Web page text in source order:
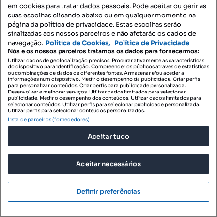
280 000 €2828,28 €/m²
Apartamento T2 em Vila Real de 99,00 m2
Vila Real, Vila Real, Vila Real
Tipologia
Preço por metro quadrado
Andar
em cookies para tratar dados pessoais. Pode aceitar ou gerir as
suas escolhas clicando abaixo ou em qualquer momento na
página da política de privacidade. Estas escolhas serão
sinalizadas aos nossos parceiros e não afetarão os dados de
navegação. Política de Cookies, Política de Privacidade
Nós e os nossos parceiros tratamos os dados para fornecermos:
Utilizar dados de geolocalização precisos. Procurar ativamente as características
do dispositivo para identificação. Compreender os públicos através de estatísticas
ou combinações de dados de diferentes fontes. Armazenar e/ou aceder a
informações num dispositivo. Medir o desempenho da publicidade. Criar perfis
para personalizar conteúdos. Criar perfis para publicidade personalizada.
Desenvolver e melhorar serviços. Utilizar dados limitados para selecionar
publicidade. Medir o desempenho dos conteúdos. Utilizar dados limitados para
selecionar conteúdos. Utilizar perfis para selecionar publicidade personalizada.
Utilizar perfis para selecionar conteúdos personalizados.
Lista de parceiros (fornecedores)
Aceitar tudo
Aceitar necessários
Definir preferências